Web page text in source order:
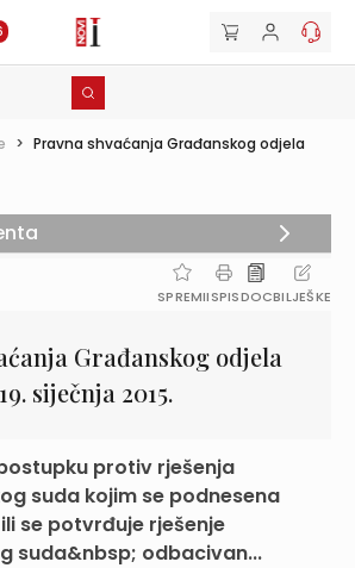
> Pravna shvaćanja Građanskog odjela
SPREMIISPISDOCBILJEŠKE
Građanskog odjela
siječnja 2015.
protiv rješenja
suda kojim se podnesena
se potvrđuje rješenje
suda&nbsp; odbacivan...